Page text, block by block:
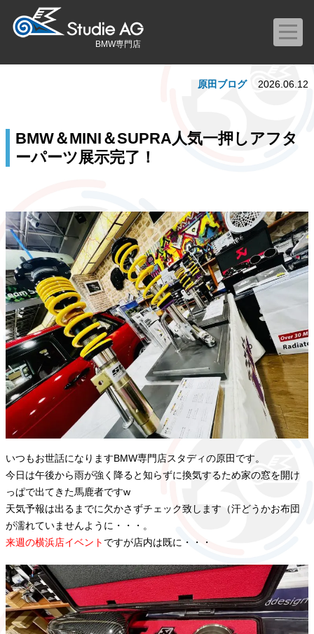
BMW専門店
BMW＆MINI＆SUPRA人気一押しアフタ
ーパーツ展示完了！
原田ブログ 2026.06.12
いつもお世話になりますBMW専門店スタディの原田です。
今日は午後から雨が強く降ると知らずに換気するため家の窓を開け
っぱで出てきた馬鹿者ですw
天気予報は出るまでに欠かさずチェック致します（汗どうかお布団
が濡れていませんように・・・。
来週の横浜店イベント ですが店内は既に・・・